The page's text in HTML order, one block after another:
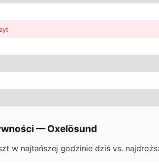
—Oxelösund
w najtańszej godzinie dziś vs.